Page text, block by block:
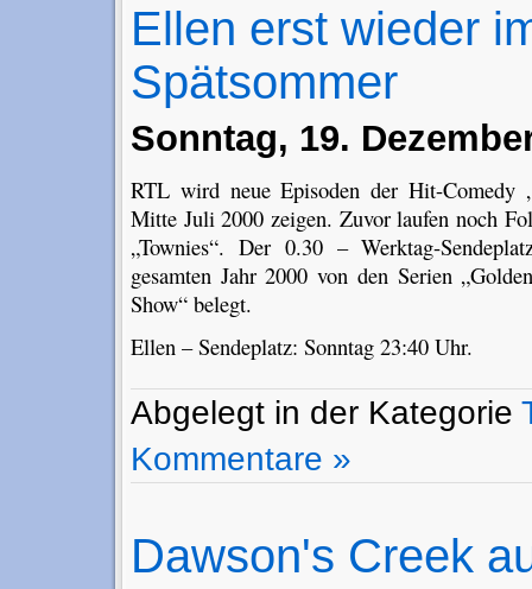
Ellen erst wieder
Spätsommer
Sonntag, 19.
RTL wird neue Episoden der Hit-Comedy
Mitte Juli 2000 zeigen. Zuvor laufen noch
„Townies“. Der 0.30 – Werktag-
gesamten Jahr 2000 von den Serien
Show“ belegt.
Ellen – Sendeplatz: Sonntag 23:40 Uhr.
Abgelegt in der Kategorie
Kommentare »
Dawson's Creek